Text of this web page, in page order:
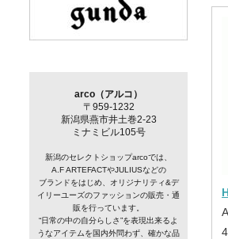
arco（アルコ）
〒959-1232
新潟県燕市井土巻2-23
ミナミビル105号
新潟のセレクトショップarcoでは、
A.F ARTEFACTやJULIUSなどの
ブランドをはじめ、オリジナリティ&デ
イリーユーズのファッションの販売・通
販を行っています。
“日常の中の自分らしさ”を表現出来るよ
うなアイテムを国内外問わず、確かな品